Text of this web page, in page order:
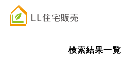
検索結果一覧